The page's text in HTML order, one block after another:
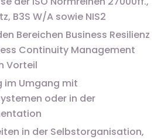
B3S W/A sowie NIS2
Bereichen Business Resilienz
Continuity Management
Vorteil
im Umgang mit
oder in der
in der Selbstorganisation,